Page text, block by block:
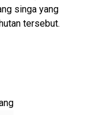
singa yang
tersebut.